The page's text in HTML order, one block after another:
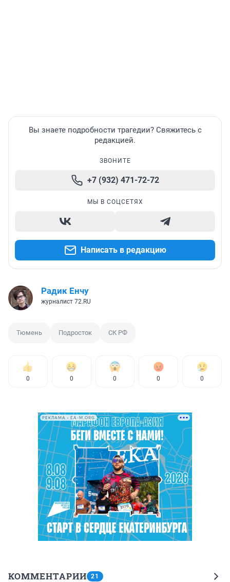
Вы знаете подробности трагедии? Свяжитесь с
редакцией.
ЗВОНИТЕ
+7 (932) 471-72-72
МЫ В СОЦСЕТЯХ
Написать в редакцию
Радик Енчу
журналист 72.RU
Тюмень Подросток СК РФ
0 0 0 0 0
РЕКЛАМА • EA-M.ORG
КОММЕНТАРИИ 21